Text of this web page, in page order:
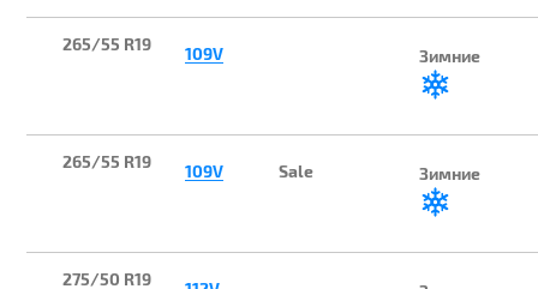
265/55 R19 109V Зимние
265/55 R19 109V Sale Зимние
275/50 R19